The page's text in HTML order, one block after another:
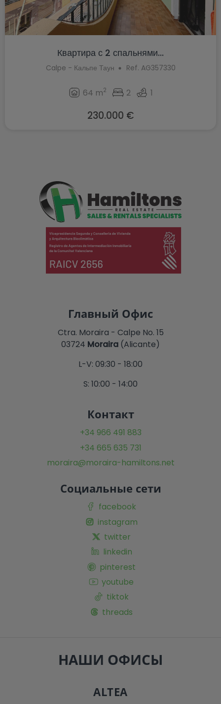
Квартира с 2 спальнями...
Calpe - Кальпе Таун Ref. AG357330
64 m2 2 1
230.000 €
Главный Офис
Ctra. Moraira - Calpe No. 15
03724 Moraira (Alicante)
L-V: 09:30 - 18:00
S: 10:00 - 14:00
Контакт
+34 966 491 883
+34 665 635 731
moraira@moraira-hamiltons.net
Социальные сети
facebook
instagram
twitter
linkedin
pinterest
youtube
tiktok
threads
НАШИ ОФИСЫ
ALTEA